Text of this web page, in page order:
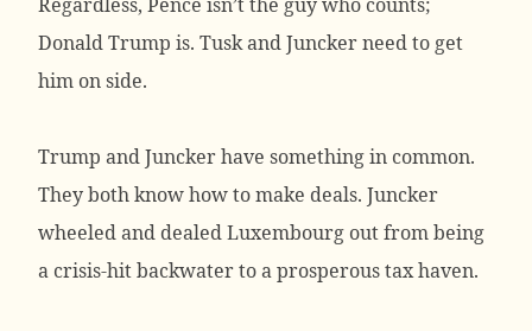
Donald Trump is. Tusk and Juncker need to get
him on side.
Trump and Juncker have something in common.
They both know how to make deals. Juncker
wheeled and dealed Luxembourg out from being
a crisis-hit backwater to a prosperous tax haven.